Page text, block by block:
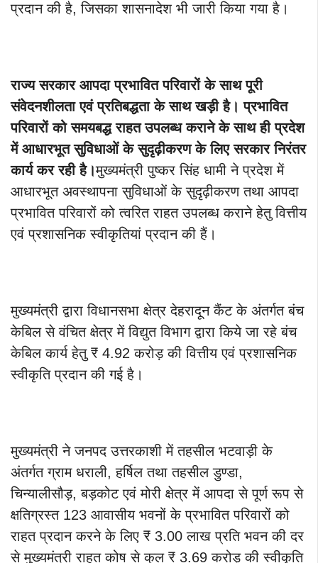
प्रदान की है, जिसका शासनादेश भी जारी किया गया है।
राज्य सरकार आपदा प्रभावित परिवारों के साथ पूरी
संवेदनशीलता एवं प्रतिबद्धता के साथ खड़ी है। प्रभावित
परिवारों को समयबद्ध राहत उपलब्ध कराने के साथ ही प्रदेश
में आधारभूत सुविधाओं के सुदृढ़ीकरण के लिए सरकार निरंतर
कार्य कर रही है।मुख्यमंत्री पुष्कर सिंह धामी ने प्रदेश में
आधारभूत अवस्थापना सुविधाओं के सुदृढ़ीकरण तथा आपदा
प्रभावित परिवारों को त्वरित राहत उपलब्ध कराने हेतु वित्तीय
एवं प्रशासनिक स्वीकृतियां प्रदान की हैं।
मुख्यमंत्री द्वारा विधानसभा क्षेत्र देहरादून कैंट के अंतर्गत बंच
केबिल से वंचित क्षेत्र में विद्युत विभाग द्वारा किये जा रहे बंच
केबिल कार्य हेतु ₹ 4.92 करोड़ की वित्तीय एवं प्रशासनिक
स्वीकृति प्रदान की गई है।
मुख्यमंत्री ने जनपद उत्तरकाशी में तहसील भटवाड़ी के
अंतर्गत ग्राम धराली, हर्षिल तथा तहसील डुण्डा,
चिन्यालीसौड़, बड़कोट एवं मोरी क्षेत्र में आपदा से पूर्ण रूप से
क्षतिग्रस्त 123 आवासीय भवनों के प्रभावित परिवारों को
राहत प्रदान करने के लिए ₹ 3.00 लाख प्रति भवन की दर
से मुख्यमंत्री राहत कोष से कुल ₹ 3.69 करोड़ की स्वीकृति